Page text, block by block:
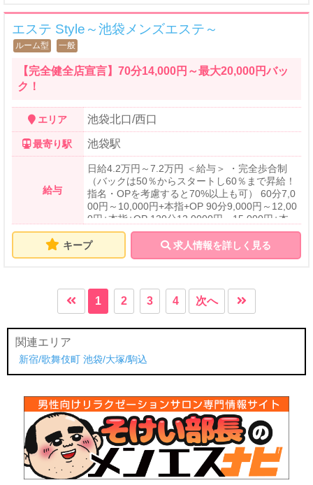
護万全) ★他店との掛け持ちOK(出勤強制ナ
致します ★実績によっての昇給制度有 ※ その
力店へのご紹介も可能 赤羽、巣鴨、日暮里、大
塚、中野、秋葉原、上野、錦糸町 荻窪、銀座一
丁目、馬喰横山、東日本橋、大宮、浦和、北浦
和 ※面接に来て頂いて、掛け持ちをお探しのセ
ラピストさんへ希望であればお店紹介も可能で
す。
エステ Style～池袋メンズエステ～
ルーム型 一般
【完全健全店宣言】70分14,000円～最大20,000円バッ
ク！
エリア 池袋北口/西口
最寄り駅 池袋駅
給与
日給4.2万円～7.2万円 ＜給与＞ ・完全歩合制
（バックは50％からスタートし60％まで昇給！
指名・OPを考慮すると70%以上も可） 60分7,0
00円～10,000円+本指+OP 90分9,000円～12,00
0円+本指+OP 120分12,0000円～15,000円+本
指+OP 150分15,000円～18,000円+本指+OP ※
本指名料（2,000円）100％バック ※オプショ
ン料（1,000円～5,000円）100％バック ＜他店
給1200円※上限あり) ・特別指名料制度（1,000
円～3,000円） ・姫予約制度（1予約1,000円U
0円） ・スライドバック制度（交渉可能） ・お
応ボーナスあり ・割引店舗負担 また、稼ぎた
キープ 求人情報を詳しく見る
1 2 3 4 次へ
関連エリア
新宿/歌舞伎町 池袋/大塚/駒込